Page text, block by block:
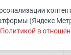
проходная
067386
(Яндекс
Политикой в